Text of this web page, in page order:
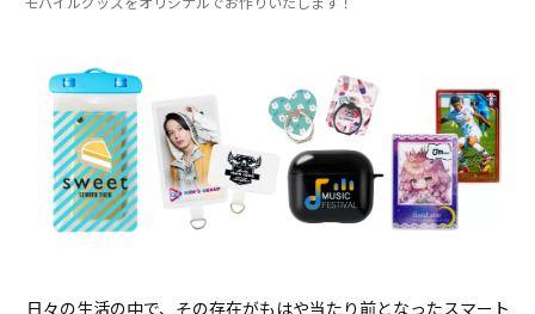
日々の生活の中で、その存在がもはや当たり前となったスマート